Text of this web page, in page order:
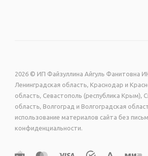
2026 © ИП Файзуллина Айгуль Фанитовна
Ленинградская область, Краснодар и
область, Севастополь (республика Крым),
область, Волгоград и Волгоградская
использование материалов сайта без
конфиденциальности.